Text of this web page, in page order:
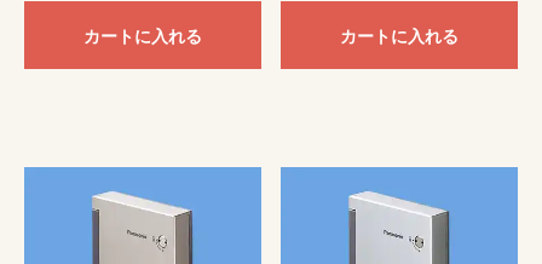
カートに入れる カートに入れる